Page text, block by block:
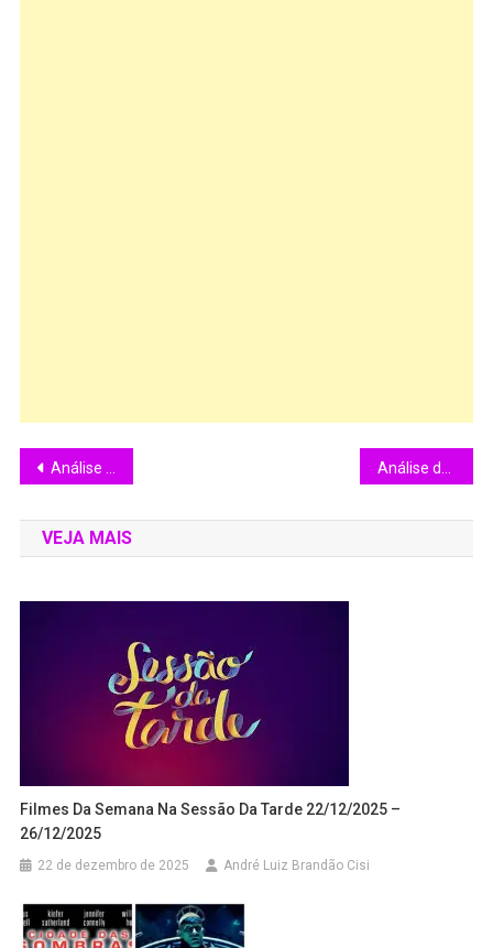
Análise do Filme: O Passageiro: Profissão Repórter (1975).
VEJA MAIS
Filmes Da Semana Na Sessão Da Tarde 22/12/2025 –
26/12/2025
22 de dezembro de 2025 André Luiz Brandão Cisi